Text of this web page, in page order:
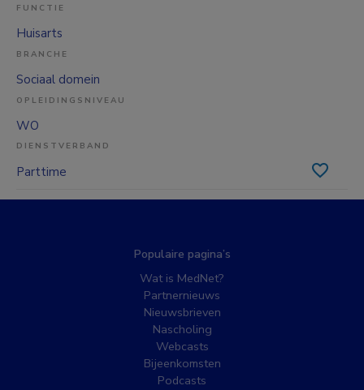
FUNCTIE
Huisarts
BRANCHE
Sociaal domein
OPLEIDINGSNIVEAU
WO
DIENSTVERBAND
Parttime
Populaire pagina’s
Wat is MedNet?
Partnernieuws
Nieuwsbrieven
Nascholing
Webcasts
Bijeenkomsten
Podcasts